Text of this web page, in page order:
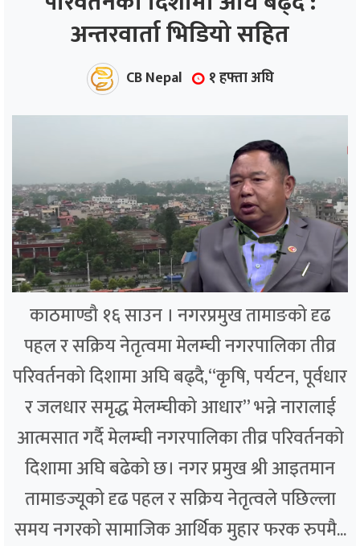
अन्तरवार्ता भिडियो सहित
CB Nepal १ हफ्ता अघि
काठमाण्डौ १६ साउन । नगरप्रमुख तामाङको दृढ
पहल र सक्रिय नेतृत्वमा मेलम्ची नगरपालिका तीव्र
परिवर्तनको दिशामा अघि बढ्दै,“कृषि, पर्यटन, पूर्वधार
र जलधार समृद्ध मेलम्चीको आधार” भन्ने नारालाई
आत्मसात गर्दै मेलम्ची नगरपालिका तीव्र परिवर्तनको
दिशामा अघि बढेको छ। नगर प्रमुख श्री आइतमान
तामाङज्यूको दृढ पहल र सक्रिय नेतृत्वले पछिल्ला
समय नगरको सामाजिक आर्थिक मुहार फरक रुपमै...